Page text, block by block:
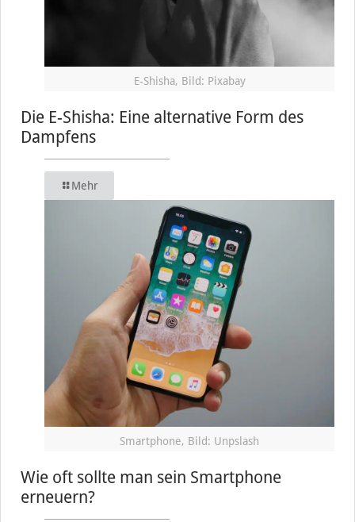
E-Shisha, Bild: Pixabay
Die E-Shisha: Eine alternative Form des
Dampfens
Mehr
Smartphone, Bild: Unpslash
Wie oft sollte man sein Smartphone
erneuern?